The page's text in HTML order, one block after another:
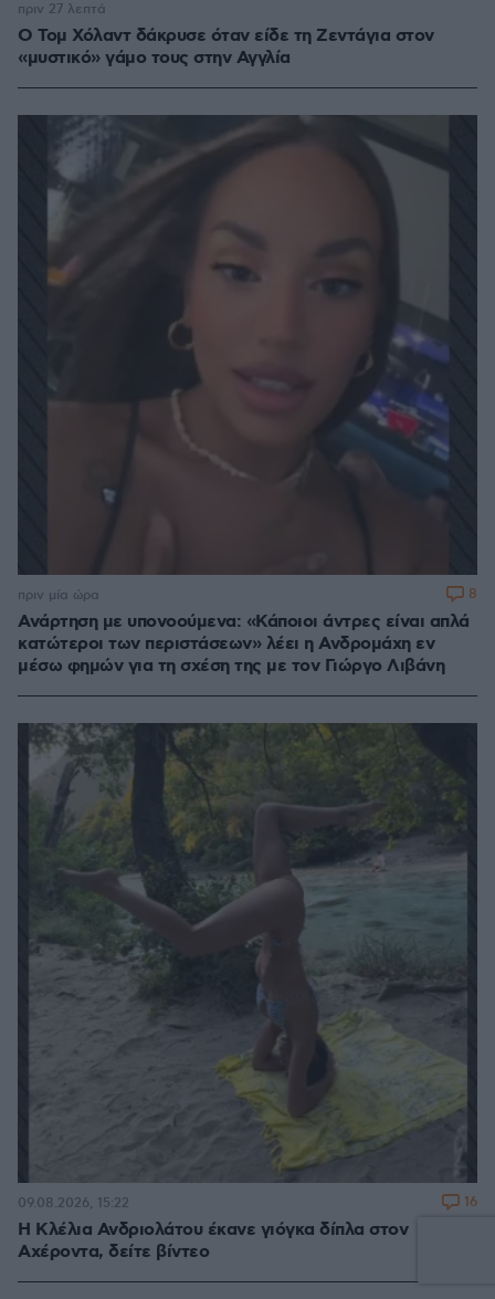
Ο Τομ Χόλαντ δάκρυσε όταν είδε τη Ζεντάγια στον
«μυστικό» γάμο τους στην Αγγλία
πριν 27 λεπτά
Ανάρτηση με υπονοούμενα: «Κάποιοι άντρες είναι απλά
κατώτεροι των περιστάσεων» λέει η Ανδρομάχη εν
μέσω φημών για τη σχέση της με τον Γιώργο Λιβάνη
πριν μία ώρα 8
Η Κλέλια Ανδριολάτου έκανε γιόγκα δίπλα στον
Αχέροντα, δείτε βίντεο
09.08.2026, 15:22 16